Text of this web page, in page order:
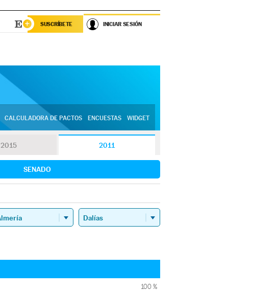
SUSCRÍBETE INICIAR SESIÓN
CALCULADORA DE PACTOS ENCUESTAS WIDGET
2015 2011
SENADO
100 %